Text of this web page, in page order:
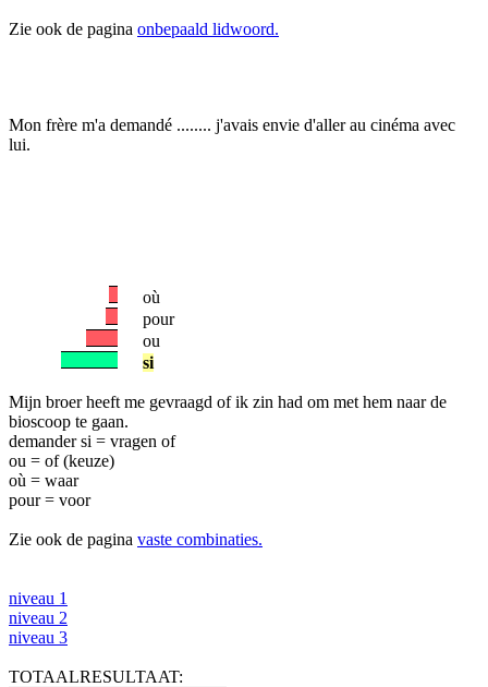
Zie ook de pagina onbepaald lidwoord.
Mon frère m'a demandé ........ j'avais envie d'aller au cinéma avec
lui.
où
pour
ou
si
Mijn broer heeft me gevraagd of ik zin had om met hem naar de
bioscoop te gaan.
demander si = vragen of
ou = of (keuze)
où = waar
pour = voor
Zie ook de pagina vaste combinaties.
niveau 1
niveau 2
niveau 3
TOTAALRESULTAAT: